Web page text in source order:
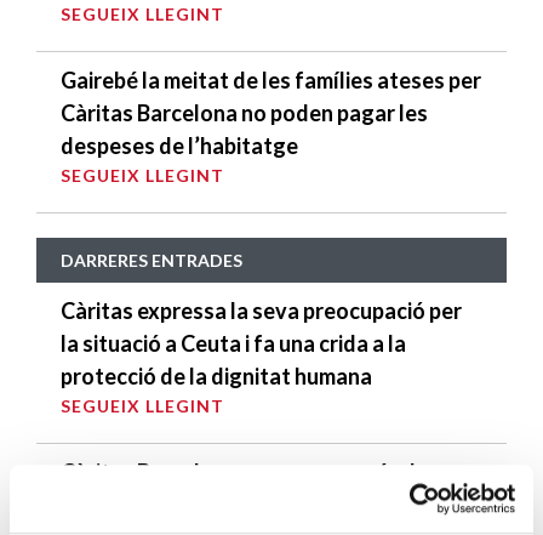
SEGUEIX LLEGINT
Gairebé la meitat de les famílies ateses per
Càritas Barcelona no poden pagar les
despeses de l’habitatge
SEGUEIX LLEGINT
DARRERES ENTRADES
Càritas expressa la seva preocupació per
la situació a Ceuta i fa una crida a la
protecció de la dignitat humana
SEGUEIX LLEGINT
Càritas Barcelona acompanya més de